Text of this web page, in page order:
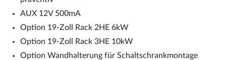
AUX 12V 500mA
Option 19-Zoll Rack 2HE 6kW
Option 19-Zoll Rack 3HE 10kW
Option Wandhalterung für Schaltschrankmontage